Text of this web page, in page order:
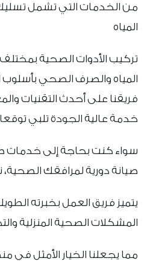
من الخدمات التي تشمل تسليك
المياه
تركيب الأدوات الصحية
المياه والصرف الصحي
فريقنا على أحدث التقنيات
خدمة عالية الجودة تلبي
سواء كنت بحاجة إلى خدمات
صيانة دورية لمرافقك
يتميز فريق العمل بخبرته
المشكلات الصحية المنزلية
مما يجعلنا الخيار الأمثل في